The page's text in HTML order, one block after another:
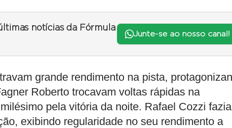
notícias da Fórmula
Junte-se ao nosso canal!
grande rendimento na pista,
Roberto trocavam voltas rápidas na
pela vitória da noite. Rafael Cozzi fazia
exibindo regularidade no seu rendimento a